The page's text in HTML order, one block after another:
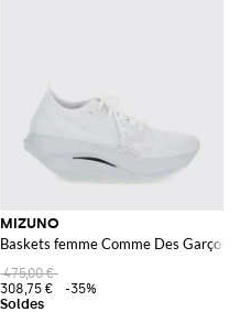
MIZUNO
Baskets femme Comme Des Garçons
475,00 €
308,75 €
-35%